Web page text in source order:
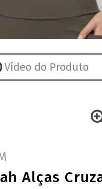
Vídeo do Produto
Alças